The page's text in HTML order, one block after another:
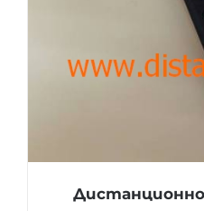
Дистанционно